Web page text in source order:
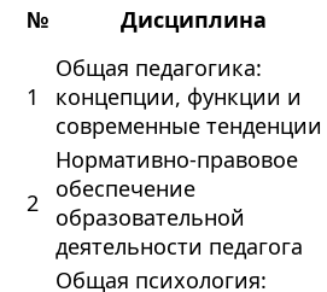
№
Дисциплина
1
Общая педагогика:
концепции, функции и
современные тенденции
2
Нормативно-правовое
обеспечение
образовательной
деятельности педагога
Общая психология: